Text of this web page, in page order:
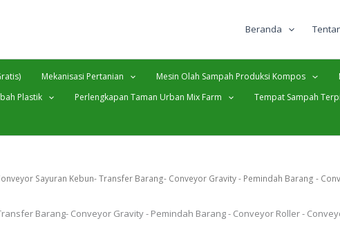
Beranda
Mekanisasi Pertanian Mesin Olah Sampah Produksi Kompos
Plastik Perlengkapan Taman Urban Mix Farm Tempat Sampah
Sayuran Kebun- Transfer Barang- Conveyor Gravity - Pemindah Barang -
Barang- Conveyor Gravity - Pemindah Barang - Conveyor Roller -